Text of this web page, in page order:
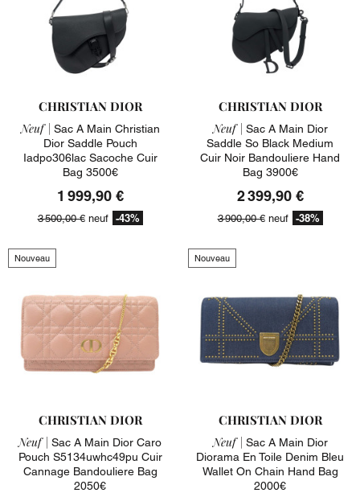
CHRISTIAN DIOR
Neuf | Sac A Main Christian
Dior Saddle Pouch
Iadpo306lac Sacoche Cuir
Bag 3500€
1 999,90 €
3 500,00 €neuf -43%
CHRISTIAN DIOR
Neuf | Sac A Main Dior
Saddle So Black Medium
Cuir Noir Bandouliere Hand
Bag 3900€
2 399,90 €
3 900,00 €neuf -38%
Nouveau
CHRISTIAN DIOR
Neuf | Sac A Main Dior Caro
Pouch S5134uwhc49pu Cuir
Cannage Bandouliere Bag
2050€
Nouveau
CHRISTIAN DIOR
Neuf | Sac A Main Dior
Diorama En Toile Denim Bleu
Wallet On Chain Hand Bag
2000€